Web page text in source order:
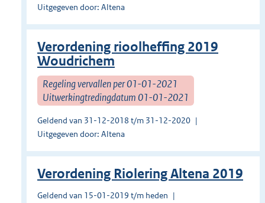
Uitgegeven door: Altena
Verordening rioolheffing 2019
Woudrichem
Regeling vervallen per 01-01-2021
Uitwerkingtredingdatum 01-01-2021
Geldend van 31-12-2018 t/m 31-12-2020
Uitgegeven door: Altena
Verordening Riolering Altena 2019
Geldend van 15-01-2019 t/m heden